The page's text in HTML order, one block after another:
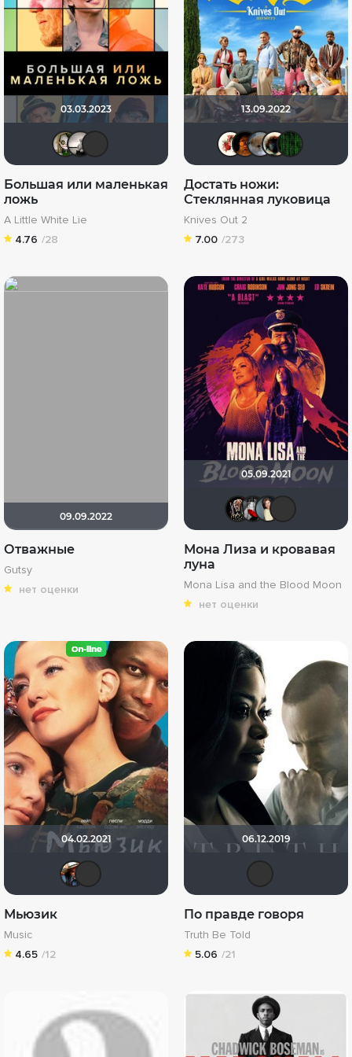
03.03.2023
crampons
Большая или маленькая
ложь
A Little White Lie
4.76 /28
13.09.2022
Достать ножи:
Стеклянная луковица
Knives Out 2
7.00 /273
09.09.2022
Отважные
Gutsy
нет оценки
05.09.2021
Мона Лиза и кровавая
луна
Mona Lisa and the Blood Moon
нет оценки
04.02.2021
Мьюзик
Music
4.65 /12
06.12.2019
По правде говоря
Truth Be Told
5.06 /21